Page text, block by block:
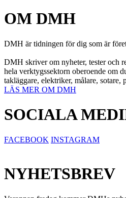
OM DMH
DMH är tidningen för dig som är
DMH skriver om nyheter, tester och
hela verktygssektorn oberoende om
takläggare, elektriker, målare, sotare,
LÄS MER OM DMH
SOCIALA
FACEBOOK INSTAGRAM
NYHETSBREV